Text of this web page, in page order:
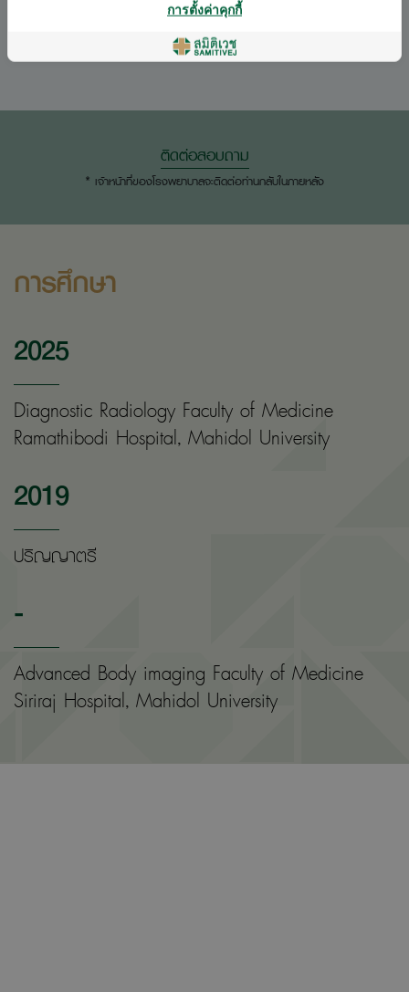
ภาษา
ติดต่อสอบถาม
* เจ้าหน้าที่ของโรงพยาบาลจะติดต่อท่านกลับในภายหลัง
การศึกษา
2025
Diagnostic Radiology Faculty of Medicine
Ramathibodi Hospital, Mahidol University
2019
ปริญญาตรี
-
Advanced Body imaging Faculty of Medicine
Siriraj Hospital, Mahidol University
การตั้งค่าคุกกี้